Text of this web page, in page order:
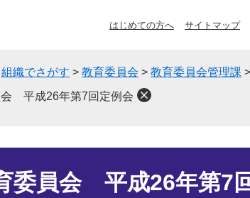
はじめての方へ サイトマップ
組織でさがす > 教育委員会 > 教育委員会管理課 >
平成26年第7回定例会
委員会 平成26年第7